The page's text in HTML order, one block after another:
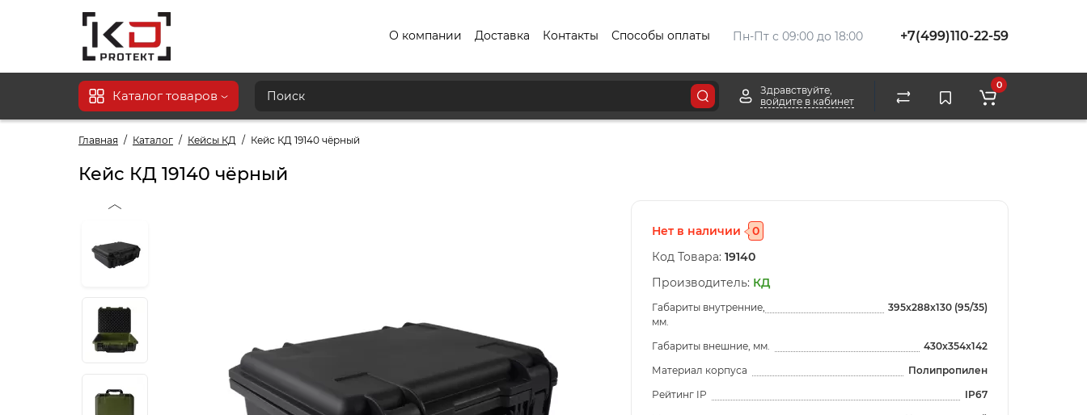
Пн-Пт с 09:00 до 18:00 +7(499)110-22-59
О компании Доставка Контакты Способы оплаты
Каталог товаров
Здравствуйте,
войдите в кабинет
0
Главная Каталог Кейсы КД Кейс КД 19140 чёрный
Кейс КД 19140 чёрный
Нет в наличии
0
Код Товара: 19140
Производитель: КД
Габариты внутренние,
мм.
395x288x130 (95/35)
Габариты внешние, мм.
430x354x142
Материал корпуса
Полипропилен
Рейтинг IP
IP67